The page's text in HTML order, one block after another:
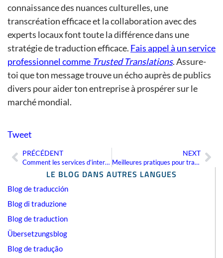
LE BLOG DANS AUTRES LANGUES
Blog de traducción
Blog di traduzione
Blog de traduction
Übersetzungsblog
Blog de tradução
connaissance des nuances culturelles, une
transcréation efficace et la collaboration avec des
experts locaux font toute la différence dans une
stratégie de traduction efficace. Fais appel à un service
professionnel comme Trusted Translations. Assure-
toi que ton message trouve un écho auprès de publics
divers pour aider ton entreprise à prospérer sur le
marché mondial.
Tweet
Précédent
PRÉCÉDENT
Comment les services d’interprétation vidéo à distance transforment la communication commerciale mondiale
NEXT
Meilleures pratiques pour traduire des documents financiers avec précision